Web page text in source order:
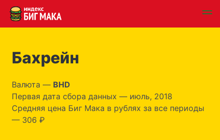
Бахрейн
Валюта — BHD
Первая дата сбора данных — июль, 2018
Средняя цена Биг Мака в рублях за все периоды
— 306 ₽